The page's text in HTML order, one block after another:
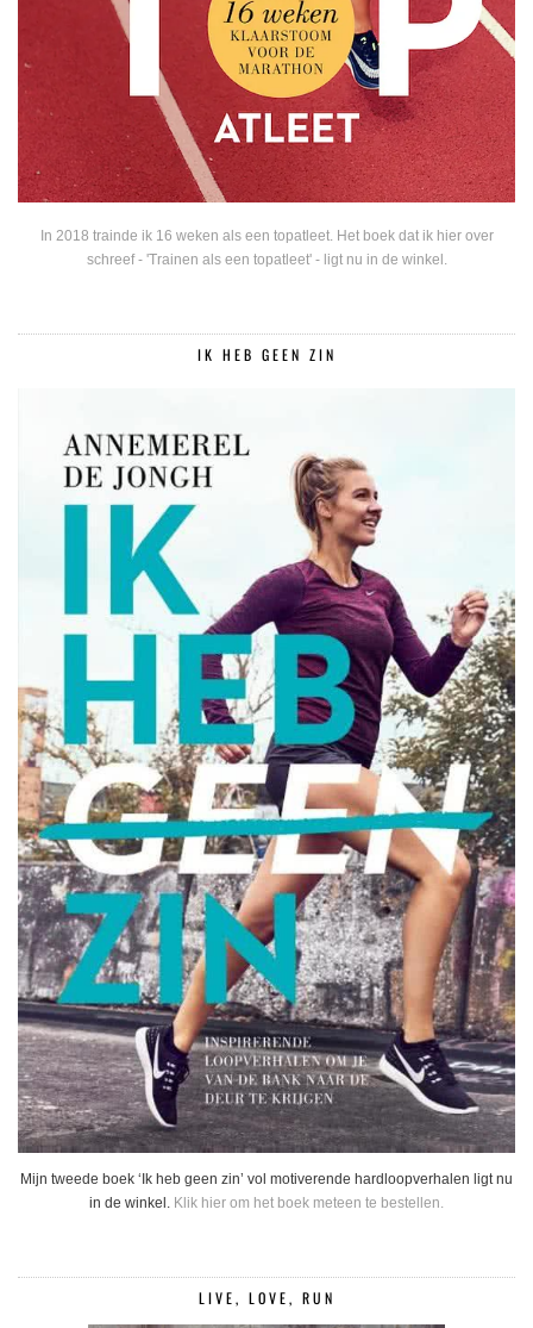
In 2018 trainde ik 16 weken als een topatleet. Het boek dat ik hier over
schreef - 'Trainen als een topatleet' - ligt nu in de winkel.
IK HEB GEEN ZIN
Mijn tweede boek ‘Ik heb geen zin’ vol motiverende hardloopverhalen ligt nu
in de winkel. Klik hier om het boek meteen te bestellen.
LIVE, LOVE, RUN